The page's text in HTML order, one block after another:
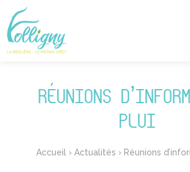
RÉUNIONS
PLUI
Accueil › Actualités › Réunions